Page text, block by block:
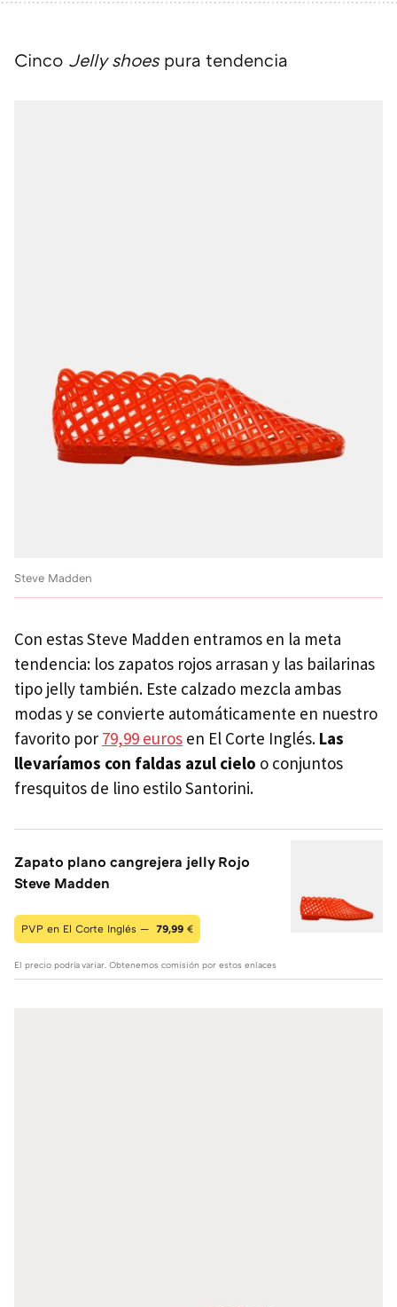
Cinco Jelly shoes pura tendencia
Steve Madden
Con estas Steve Madden entramos en la meta
tendencia: los zapatos rojos arrasan y las bailarinas
tipo jelly también. Este calzado mezcla ambas
modas y se convierte automáticamente en nuestro
favorito por 79,99 euros en El Corte Inglés. Las
llevaríamos con faldas azul cielo o conjuntos
fresquitos de lino estilo Santorini.
Zapato plano cangrejera jelly Rojo
Steve Madden
PVP en El Corte Inglés — 79,99 €
El precio podría variar. Obtenemos comisión por estos enlaces